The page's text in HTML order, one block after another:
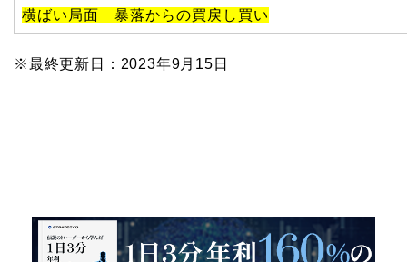
横ばい局面 暴落からの買戻し買い
※最終更新日：2023年9月15日